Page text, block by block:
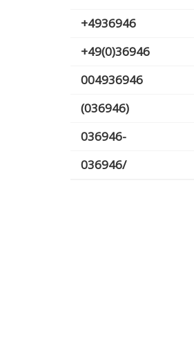
+4936946
+49(0)36946
004936946
(036946)
036946-
036946/